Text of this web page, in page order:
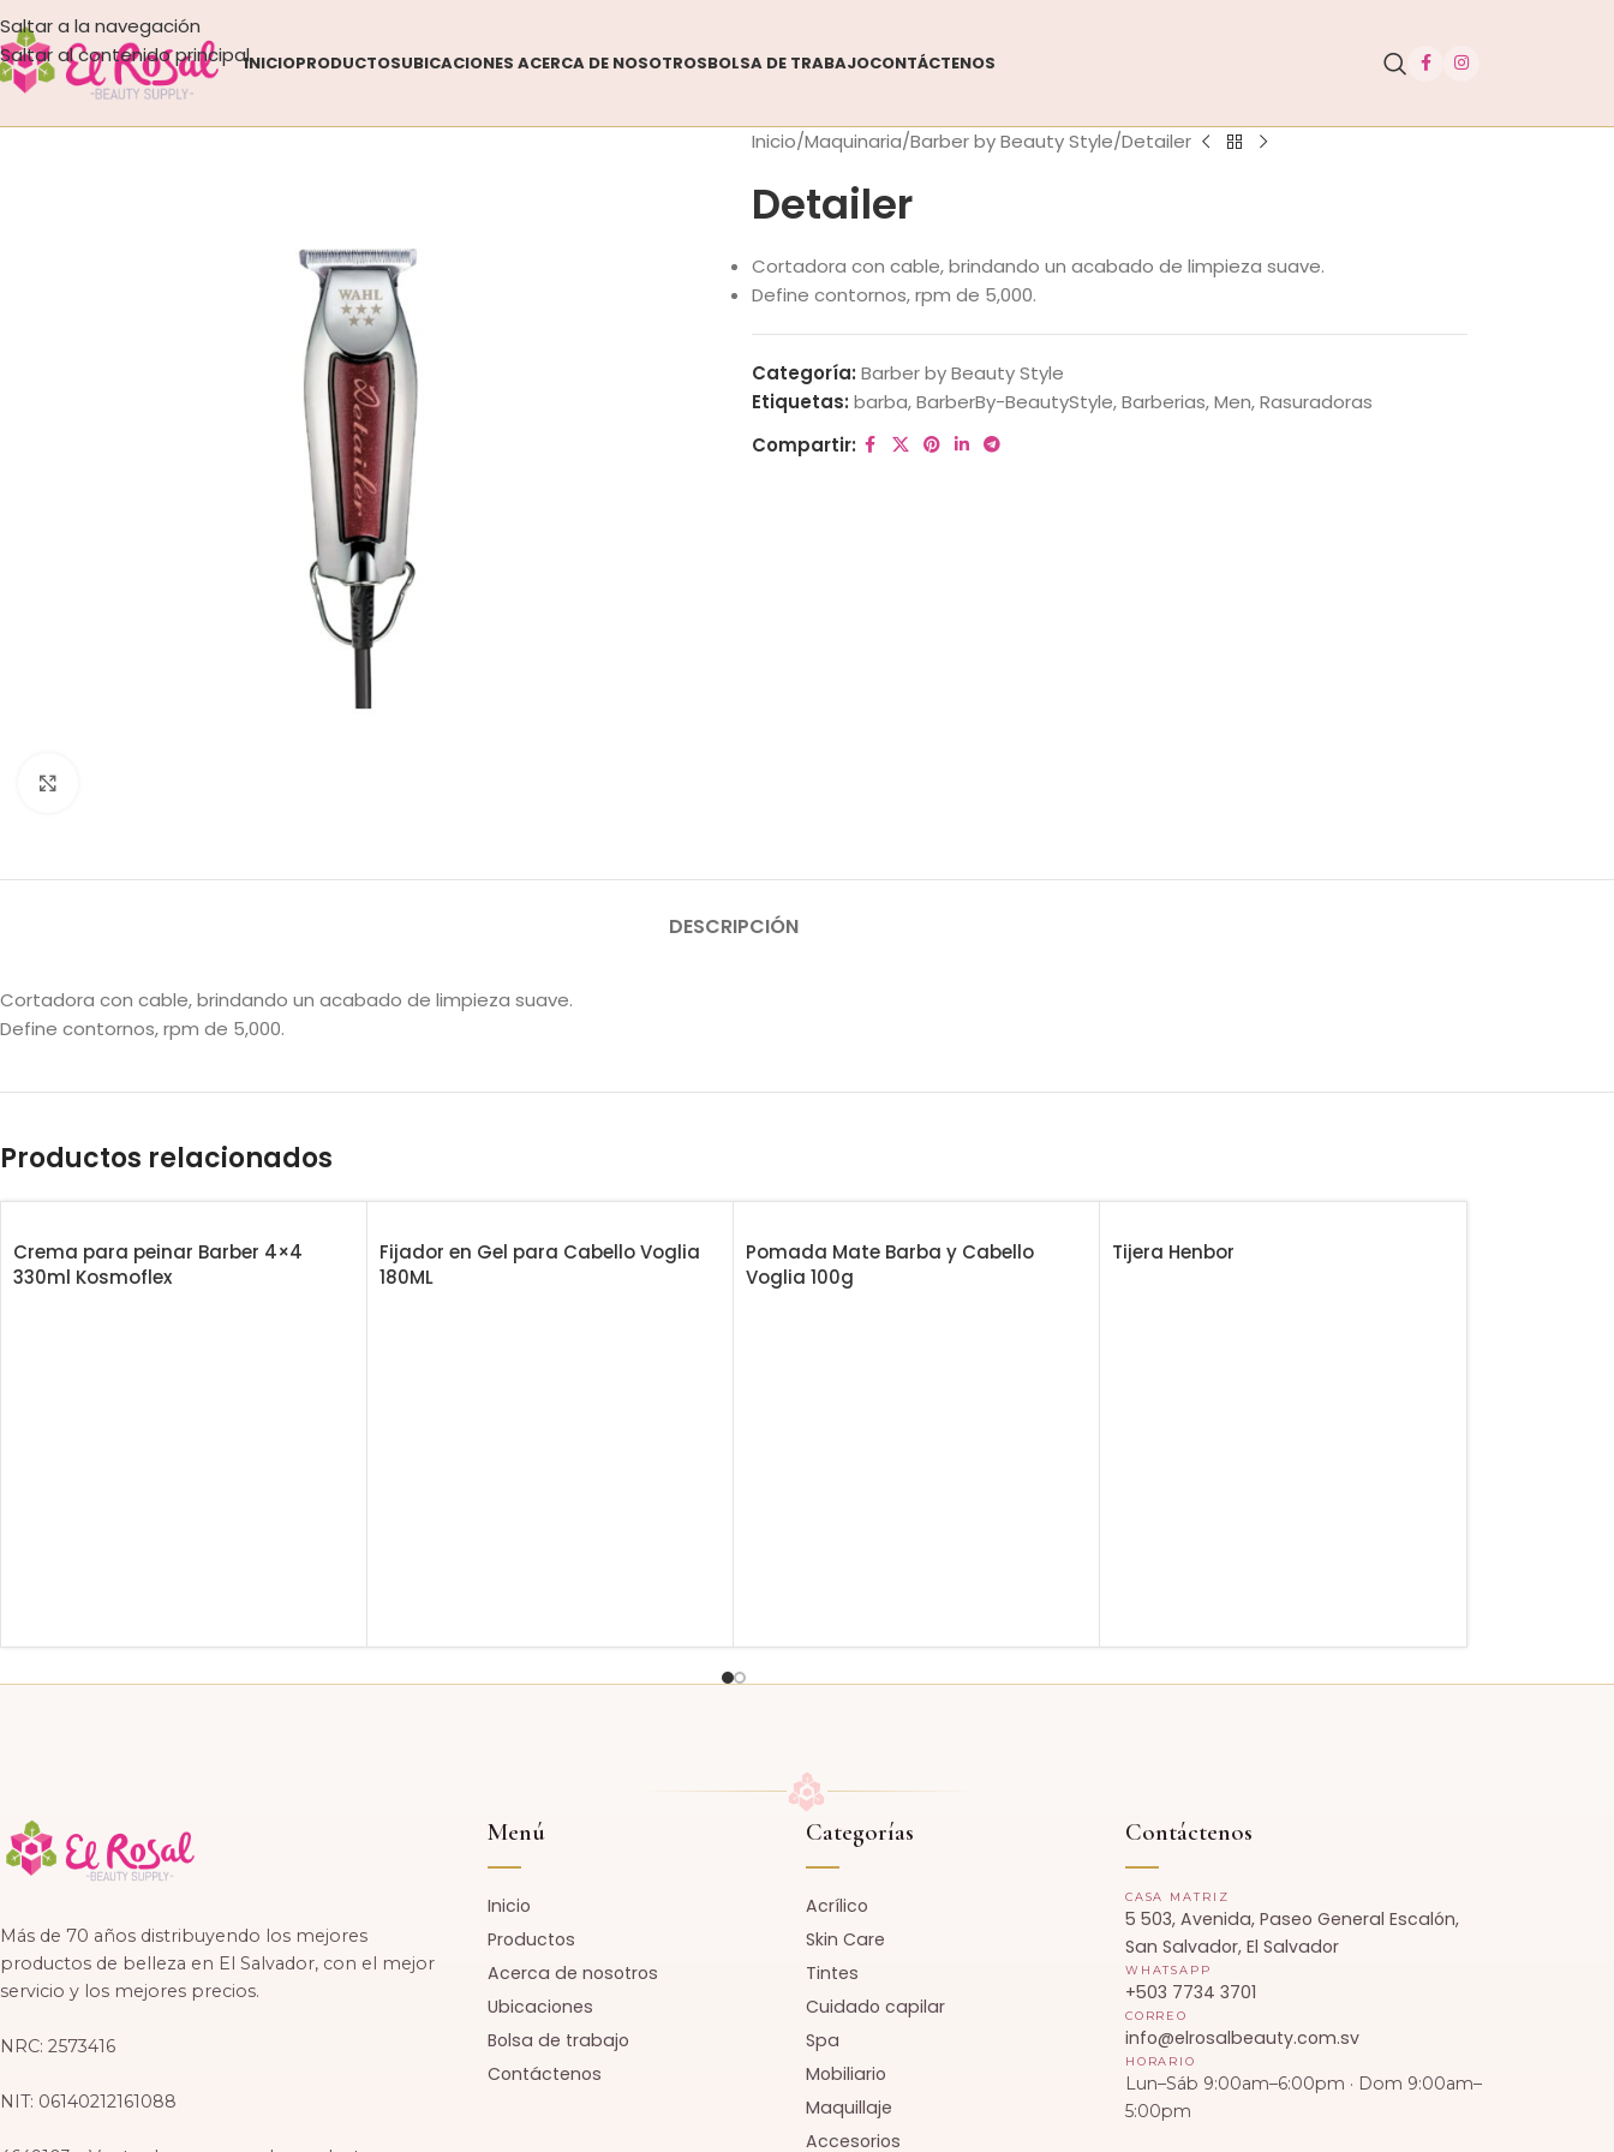
Saltar a la navegación
Saltar al contenido principalINICIOPRODUCTOSUBICACIONES ACERCA DE NOSOTROSBOLSA DE TRABAJOCONTÁCTENOS
Inicio Maquinaria Barber by Beauty Style Detailer
Detailer
Cortadora con cable, brindando un acabado de limpieza suave.
Define contornos, rpm de 5,000.
Categoría: Barber by Beauty Style
Etiquetas: barba,BarberBy-BeautyStyle,Barberias,Men,Rasuradoras
Compartir:
DESCRIPCIÓN
Cortadora con cable, brindando un acabado de limpieza suave.
Define contornos, rpm de 5,000.
Productos relacionados
Crema para peinar Barber 4×4
330ml Kosmoflex
Fijador en Gel para Cabello Voglia
180ML
Pomada Mate Barba y Cabello
Voglia 100g
Tijera Henbor
Más de 70 años distribuyendo los mejores
productos de belleza en El Salvador, con el mejor
servicio y los mejores precios.
NRC: 2573416
NIT: 06140212161088
Menú
Inicio
Productos
Acerca de nosotros
Ubicaciones
Bolsa de trabajo
Contáctenos
Categorías
Acrílico
Skin Care
Tintes
Cuidado capilar
Spa
Mobiliario
Maquillaje
Accesorios
Contáctenos
CASA MATRIZ
5 503, Avenida, Paseo General Escalón,
San Salvador, El Salvador
WHATSAPP
+503 7734 3701
CORREO
info@elrosalbeauty.com.sv
HORARIO
Lun–Sáb 9:00am–6:00pm · Dom 9:00am–
5:00pm